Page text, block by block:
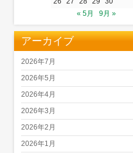
« 5月
9月 »
アーカイブ
2026年7月
2026年5月
2026年4月
2026年3月
2026年2月
2026年1月